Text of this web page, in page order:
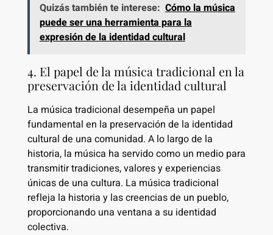
Quizás también te interese: Cómo la música
puede ser una herramienta para la
expresión de la identidad cultural
4. El papel de la música tradicional en la
preservación de la identidad cultural
La música tradicional desempeña un papel
fundamental en la preservación de la identidad
cultural de una comunidad. A lo largo de la
historia, la música ha servido como un medio para
transmitir tradiciones, valores y experiencias
únicas de una cultura. La música tradicional
refleja la historia y las creencias de un pueblo,
proporcionando una ventana a su identidad
colectiva.